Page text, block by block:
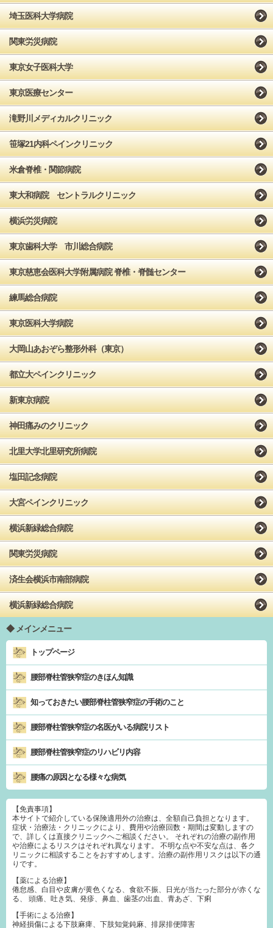
埼玉医科大学病院
関東労災病院
東京女子医科大学
東京医療センター
滝野川メディカルクリニック
笹塚21内科ペインクリニック
米倉脊椎・関節病院
東大和病院 セントラルクリニック
横浜労災病院
東京歯科大学 市川総合病院
東京慈恵会医科大学附属病院 脊椎・脊髄センター
練馬総合病院
東京医科大学病院
大岡山あおぞら整形外科（東京）
都立大ペインクリニック
新東京病院
神田痛みのクリニック
北里大学北里研究所病院
塩田記念病院
大宮ペインクリニック
横浜新緑総合病院
関東労災病院
済生会横浜市南部病院
横浜新緑総合病院
メインメニュー
トップページ
腰部脊柱管狭窄症のきほん知識
知っておきたい腰部脊柱管狭窄症の手術のこと
腰部脊柱管狭窄症の名医がいる病院リスト
腰部脊柱管狭窄症のリハビリ内容
腰痛の原因となる様々な病気
【免責事項】
本サイトで紹介している保険適用外の治療は、全額自己負担となります。
症状・治療法・クリニックにより、費用や治療回数・期間は変動しますの
で、詳しくは直接クリニックへご相談ください。 それぞれの治療の副作用
や治療によるリスクはそれぞれ異なります。 不明な点や不安な点は、各ク
リニックに相談することをおすすめします。治療の副作用リスクは以下の通
りです。
【薬による治療】
倦怠感、白目や皮膚が黄色くなる、食欲不振、日光が当たった部分が赤くな
る、 頭痛、吐き気、発疹、鼻血、歯茎の出血、青あざ、下痢
【手術による治療】
神経損傷による下肢麻痺、下肢知覚鈍麻、排尿排便障害